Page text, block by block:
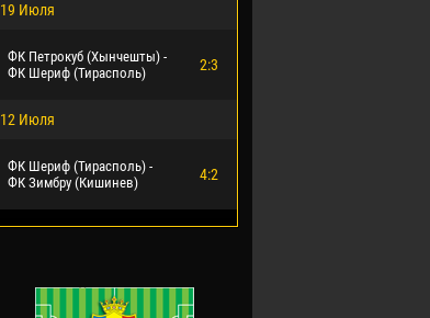
19 Июля
ФК Петрокуб (Хынчешты) -
ФК Шериф (Тирасполь)
2:3
12 Июля
ФК Шериф (Тирасполь) -
ФК Зимбру (Кишинев)
4:2